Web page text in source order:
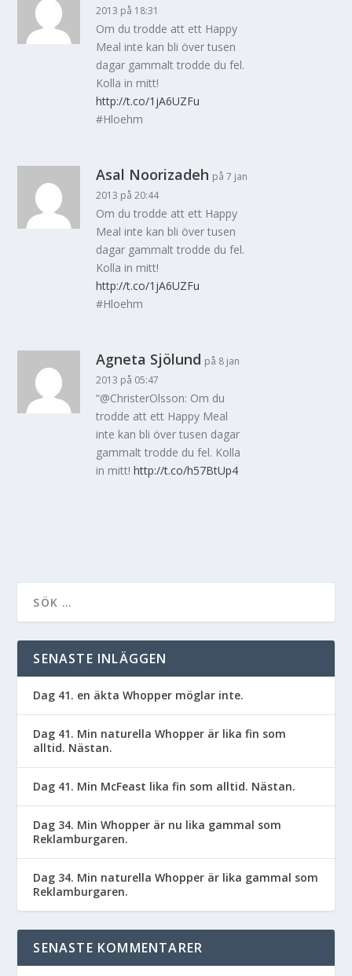
2013 på 18:31
Om du trodde att ett Happy
Meal inte kan bli över tusen
dagar gammalt trodde du fel.
Kolla in mitt!
http://t.co/1jA6UZFu
#Hloehm
Asal Noorizadeh på 7 jan
2013 på 20:44
Om du trodde att ett Happy
Meal inte kan bli över tusen
dagar gammalt trodde du fel.
Kolla in mitt!
http://t.co/1jA6UZFu
#Hloehm
Agneta Sjölund på 8 jan
2013 på 05:47
“@ChristerOlsson: Om du
trodde att ett Happy Meal
inte kan bli över tusen dagar
gammalt trodde du fel. Kolla
in mitt!http://t.co/h57BtUp4
SENASTE INLÄGGEN
Dag 41. en äkta Whopper möglar inte.
Dag 41. Min naturella Whopper är lika fin som
alltid. Nästan.
Dag 41. Min McFeast lika fin som alltid. Nästan.
Dag 34. Min Whopper är nu lika gammal som
Reklamburgaren.
Dag 34. Min naturella Whopper är lika gammal som
Reklamburgaren.
SENASTE KOMMENTARER